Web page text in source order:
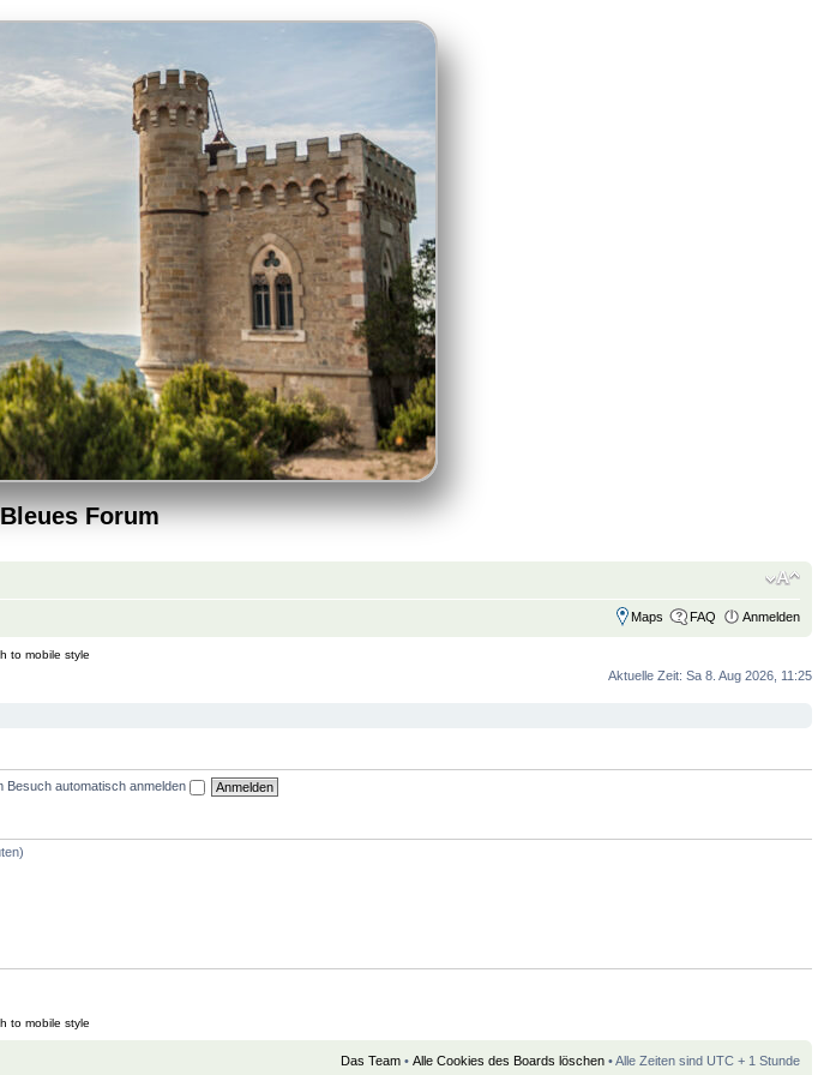
Forum
Maps FAQ Anmelden
to mobile style
Aktuelle Zeit: Sa 8. Aug 2026, 11:25
Besuch automatisch anmelden
to mobile style
Das Team • Alle Cookies des Boards löschen • Alle Zeiten sind UTC + 1 Stunde